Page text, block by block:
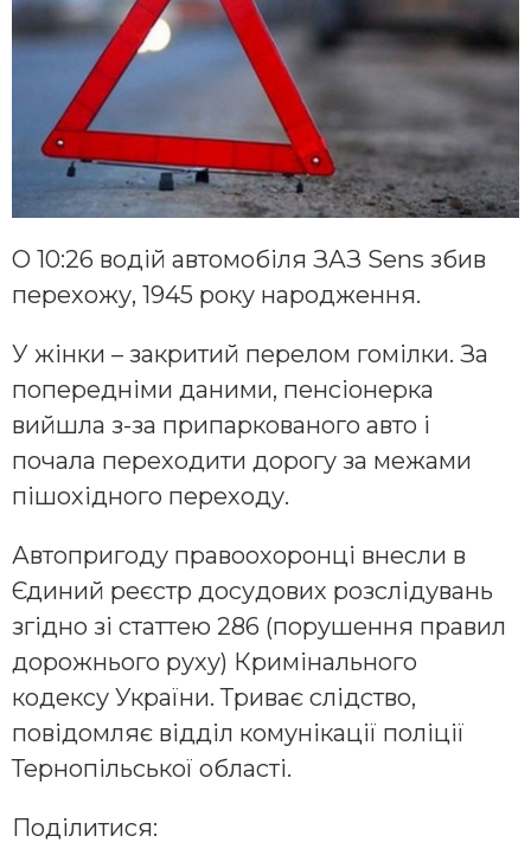
О 10:26 водій автомобіля ЗАЗ Sens збив
перехожу, 1945 року народження.
У жінки – закритий перелом гомілки. За
попередніми даними, пенсіонерка
вийшла з-за припаркованого авто і
почала переходити дорогу за межами
пішохідного переходу.
Автопригоду правоохоронці внесли в
Єдиний реєстр досудових розслідувань
згідно зі статтею 286 (порушення правил
дорожнього руху) Кримінального
кодексу України. Триває слідство,
повідомляє відділ комунікації поліції
Тернопільської області.
Поділитися: